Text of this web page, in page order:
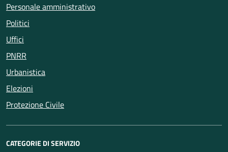
Personale amministrativo
Politici
Uffici
PNRR
Urbanistica
Elezioni
Protezione Civile
CATEGORIE DI SERVIZIO